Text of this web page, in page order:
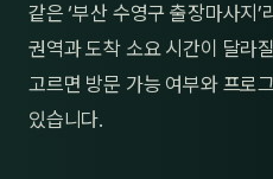
같은 ‘부산 수영구 출장마사지
권역과 도착 소요 시간이 달라
고르면 방문 가능 여부와 프로
있습니다.